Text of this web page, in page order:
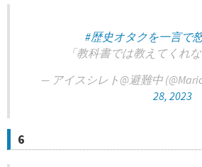
#歴史オタクを一言で
「教科書では教えてくれ
— アイスシレト@避難中
28, 2023
6